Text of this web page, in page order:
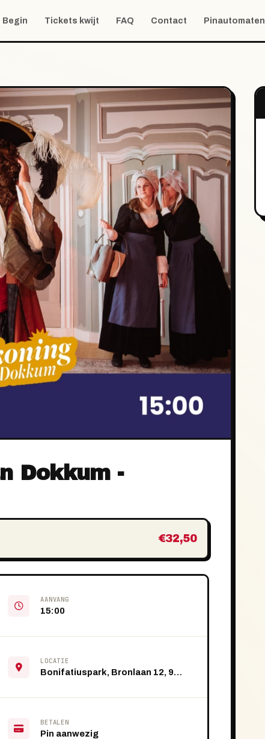
Begin Tickets kwijt FAQ Contact Pinautomaten
Dokkum -
€32,50
AANVANG
15:00
LOCATIE
Bonifatiuspark, Bronlaan 12, 9101 VS Dokkum
BETALEN
Pin aanwezig